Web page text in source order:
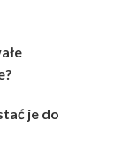
je do